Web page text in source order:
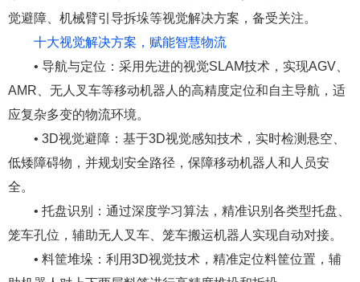
觉避障、机械臂引导拆垛等视觉解决方案，备受关注。
十大视觉解决方案，赋能智慧物流
• 导航与定位：采用先进的视觉SLAM技术，实现AGV、
AMR、无人叉车等移动机器人的高精度定位和自主导航，适
应复杂多变的物流环境。
• 3D视觉避障：基于3D视觉感知技术，实时检测悬空、
低矮障碍物，并规划安全路径，保障移动机器人和人员安
全。
• 托盘识别：通过深度学习算法，精准识别各类型托盘、
笼车孔位，辅助无人叉车、笼车搬运机器人实现自动对接。
• 料筐堆垛：利用3D视觉技术，精准定位料筐位置，辅